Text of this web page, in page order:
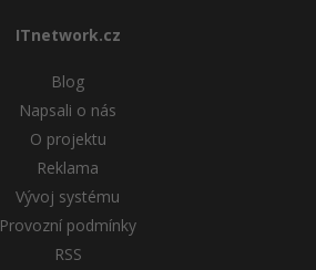
ITnetwork.cz
Blog
Napsali o nás
O projektu
Reklama
Vývoj systému
Provozní podmínky
RSS